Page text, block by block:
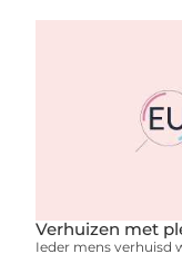
Verhuizen met
Ieder mens verhuisd